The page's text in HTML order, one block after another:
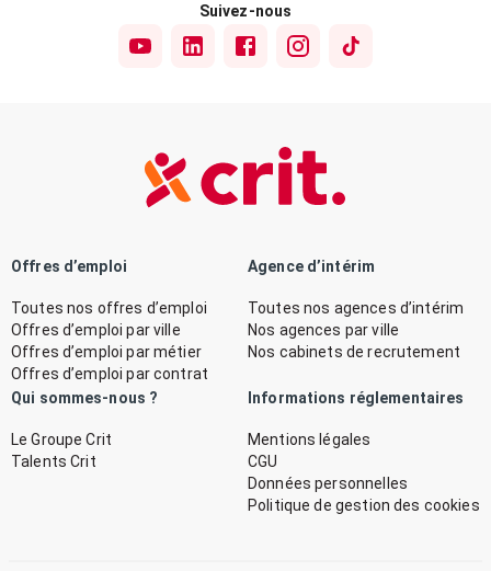
Suivez-nous
Offres d’emploi
Toutes nos offres d’emploi
Offres d’emploi par ville
Offres d’emploi par métier
Offres d’emploi par contrat
Agence d’intérim
Toutes nos agences d’intérim
Nos agences par ville
Nos cabinets de recrutement
Qui sommes-nous ?
Le Groupe Crit
Talents Crit
Informations réglementaires
Mentions légales
CGU
Données personnelles
Politique de gestion des cookies